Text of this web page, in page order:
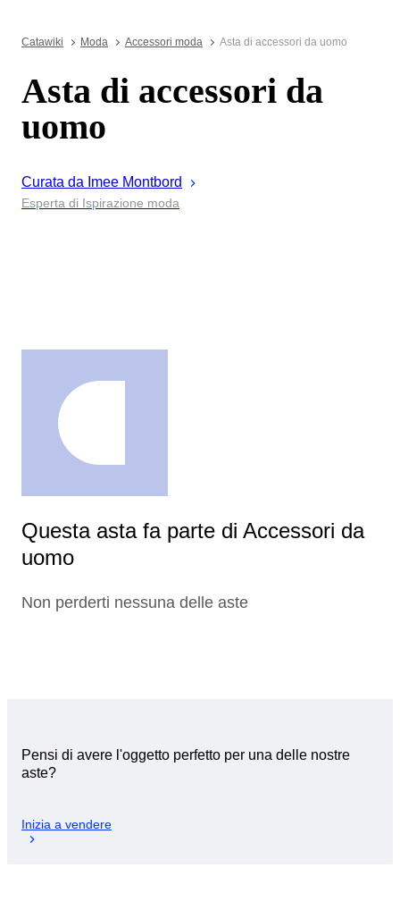
Catawiki Moda Accessori moda Asta di accessori da uomo
Asta di accessori da
uomo
Curata da Imee Montbord
Esperta di Ispirazione moda
Questa asta fa parte di Accessori da
uomo
Non perderti nessuna delle aste
Pensi di avere l'oggetto perfetto per una delle nostre
aste?
Inizia a vendere